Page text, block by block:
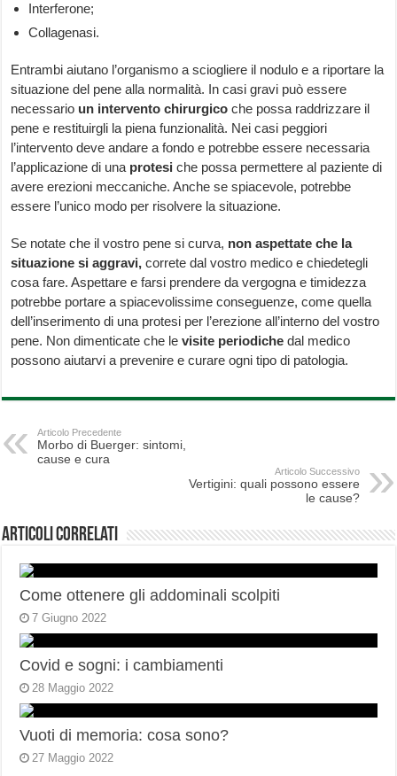
Interferone;
Collagenasi.
Entrambi aiutano l’organismo a sciogliere il nodulo e a riportare la
situazione del pene alla normalità. In casi gravi può essere
necessario un intervento chirurgico che possa raddrizzare il
pene e restituirgli la piena funzionalità. Nei casi peggiori
l’intervento deve andare a fondo e potrebbe essere necessaria
l’applicazione di una protesi che possa permettere al paziente di
avere erezioni meccaniche. Anche se spiacevole, potrebbe
essere l’unico modo per risolvere la situazione.
Se notate che il vostro pene si curva, non aspettate che la
situazione si aggravi, correte dal vostro medico e chiedetegli
cosa fare. Aspettare e farsi prendere da vergogna e timidezza
potrebbe portare a spiacevolissime conseguenze, come quella
dell’inserimento di una protesi per l’erezione all’interno del vostro
pene. Non dimenticate che levisite periodiche dal medico
possono aiutarvi a prevenire e curare ogni tipo di patologia.
Articolo Precedente
Morbo di Buerger: sintomi,
cause e cura
Articolo Successivo
Vertigini: quali possono essere
le cause?
Articoli correlati
Come ottenere gli addominali scolpiti
7 Giugno 2022
Covid e sogni: i cambiamenti
28 Maggio 2022
Vuoti di memoria: cosa sono?
27 Maggio 2022